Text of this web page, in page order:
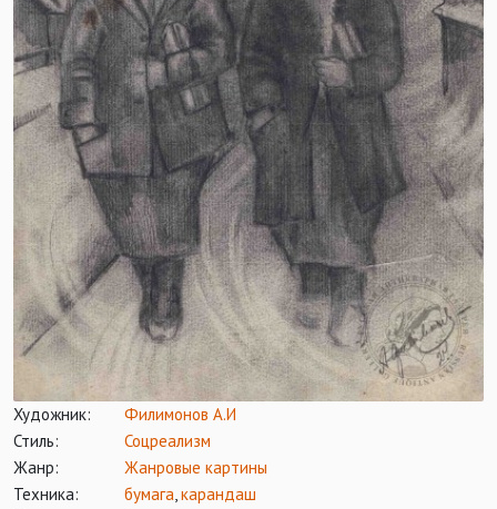
Художник:
Филимонов А.И
Стиль:
Соцреализм
Жанр:
Жанровые картины
Техника:
бумага,карандаш